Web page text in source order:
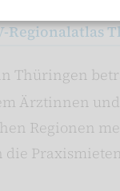
Regionalatlas
Thüringen
Ärztinnen
Regionen
die